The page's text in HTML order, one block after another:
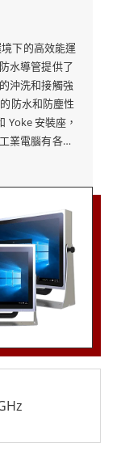
工業環境中實
持，實現卓越
品、飲料和製
憑藉靈活的安
，這些工業電
它們配備先進
決方案，滿足
下的高效能運
水導管提供了
沖洗和接觸強
防水和防塵性
Yoke 安裝座，
業電腦有各種
的性能和可
光學貼合等先
非常適合戶外
有時尚、現代
鋼P系列工業電
方案。這些堅
特需求，確保